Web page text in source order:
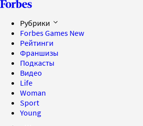
Рубрики
Forbes Games New
Рейтинги
Франшизы
Подкасты
Видео
Life
Woman
Sport
Young